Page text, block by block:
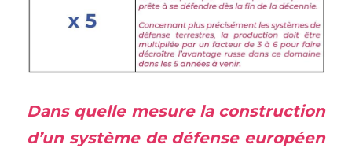
Dans quelle mesure la construction
d’un système de défense européen